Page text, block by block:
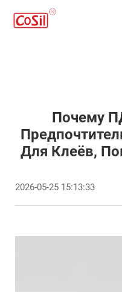
Почему
Для Клеёв,
2026-05-25 15:13:33